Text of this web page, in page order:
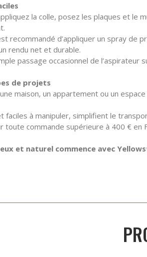
la colle, posez les plaques et le
recommandé d’appliquer un spray
rendu net et durable.
passage occasionnel de l’aspirateur
de projets
maison, un appartement ou un
faciles à manipuler, simplifient le
toute commande supérieure à 400 € en
et naturel commence avec